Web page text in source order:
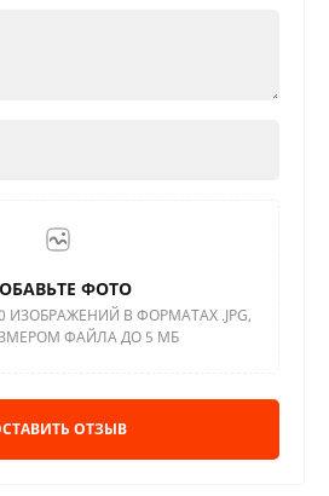
ФОТО
ИЗОБРАЖЕНИЙ В ФОРМАТАХ .JPG,
ФАЙЛА ДО 5 МБ
ОТЗЫВ